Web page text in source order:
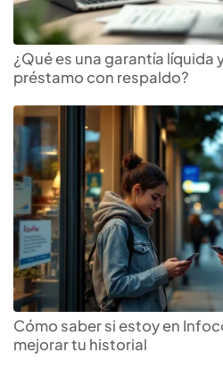
¿Qué es una garantía líquida
préstamo con respaldo?
Cómo saber si estoy en
mejorar tu historial